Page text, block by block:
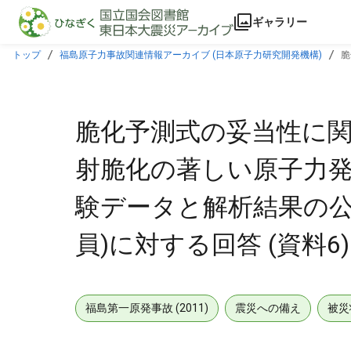
本文に飛ぶ
ギャラリー
トップ 福島原子力事故関連情報アーカイブ (日本原子力研究開発機構)
脆化予測式の妥当性に
射脆化の著しい原子力
験データと解析結果の
員)に対する回答 (資料6)
福島第一原発事故 (2011) 震災への備え 被災